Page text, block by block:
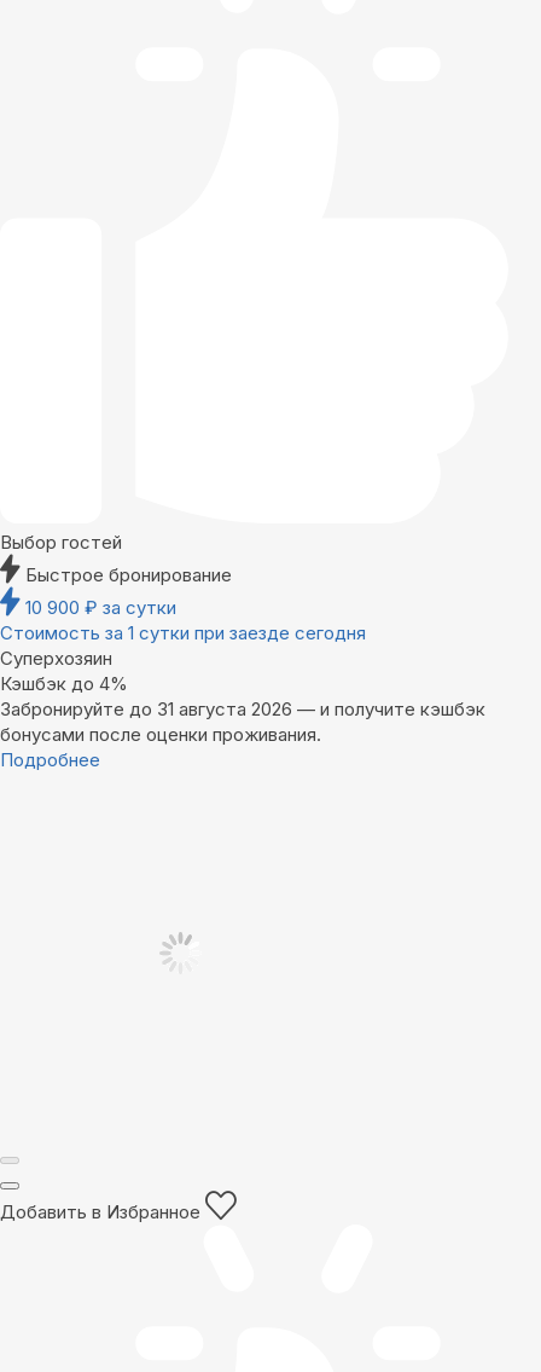
Выбор гостей
Быстрое бронирование
10 900 ₽ за сутки
Стоимость за 1 сутки при заезде сегодня
Суперхозяин
Кэшбэк до 4%
Забронируйте до 31 августа 2026 — и получите кэшбэк
бонусами после оценки проживания.
Подробнее
Добавить в Избранное